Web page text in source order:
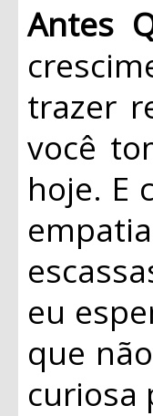
Antes
trazer
você
hoje. E
eu
que
curiosa